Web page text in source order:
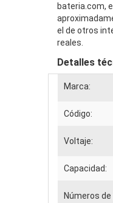
bateria.com,
el de otros
reales.
Detalles
Marca:
Código:
Voltaje:
Capacidad:
Números